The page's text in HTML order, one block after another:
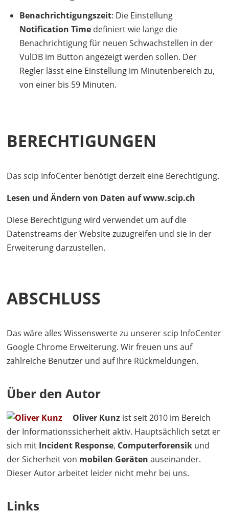
Benachrichtigungszeit: Die Einstellung
Notification Time definiert wie lange die
Benachrichtigung für neuen Schwachstellen in der
VulDB im Button angezeigt werden sollen. Der
Regler lässt eine Einstellung im Minutenbereich zu,
von einer bis 59 Minuten.
BERECHTIGUNGEN
Das scip InfoCenter benötigt derzeit eine Berechtigung.
Lesen und Ändern von Daten auf www.scip.ch
Diese Berechtigung wird verwendet um auf die
Datenstreams der Website zuzugreifen und sie in der
Erweiterung darzustellen.
ABSCHLUSS
Das wäre alles Wissenswerte zu unserer scip InfoCenter
Google Chrome Erweiterung. Wir freuen uns auf
zahlreiche Benutzer und auf Ihre Rückmeldungen.
Über den Autor
Oliver Kunz ist seit 2010 im Bereich
der Informationssicherheit aktiv. Hauptsächlich setzt er
sich mit Incident Response, Computerforensik und
der Sicherheit von mobilen Geräten auseinander.
Dieser Autor arbeitet leider nicht mehr bei uns.
Links